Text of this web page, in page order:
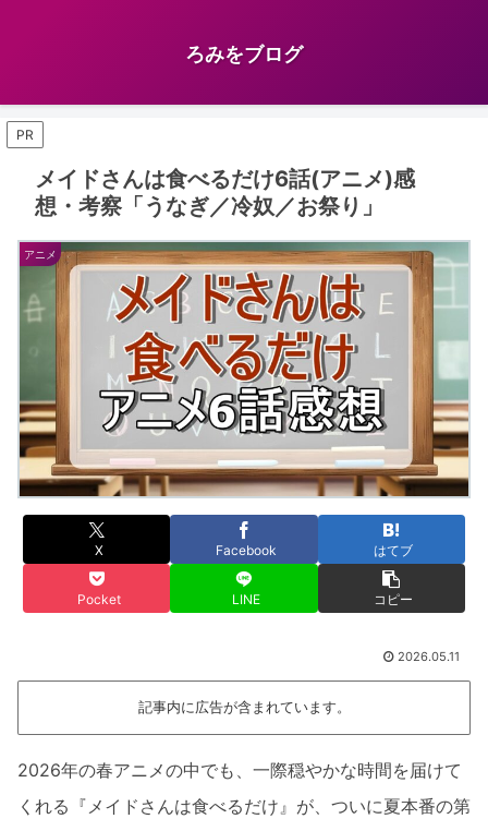
ろみをブログ
PR
メイドさんは食べるだけ6話(アニメ)感
想・考察「うなぎ／冷奴／お祭り」
アニメ
X Facebook はてブ
Pocket LINE コピー
2026.05.11
記事内に広告が含まれています。
2026年の春アニメの中でも、一際穏やかな時間を届けて
くれる『メイドさんは食べるだけ』が、ついに夏本番の第